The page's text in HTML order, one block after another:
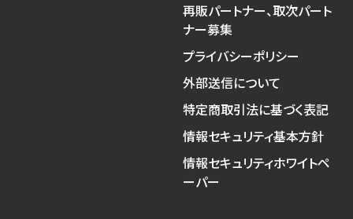
再販パートナー、取次パート
ナー募集
プライバシーポリシー
外部送信について
特定商取引法に基づく表記
情報セキュリティ基本方針
情報セキュリティホワイトペ
ーパー